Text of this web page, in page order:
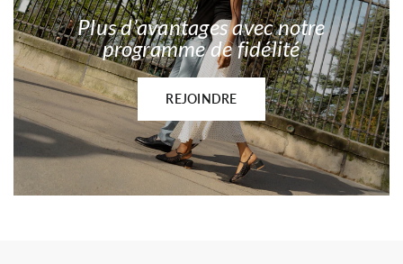
Plus d’avantages avec notre
programme de fidélité
REJOINDRE